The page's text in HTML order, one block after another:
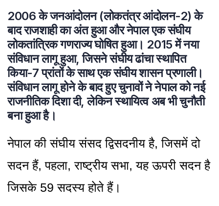
2006 के जनआंदोलन (लोकतंत्र आंदोलन-2) के
बाद राजशाही का अंत हुआ और नेपाल एक संघीय
लोकतांत्रिक गणराज्य घोषित हुआ। 2015 में नया
संविधान लागू हुआ, जिसने संघीय ढांचा स्थापित
किया-7 प्रांतों के साथ एक संघीय शासन प्रणाली।
संविधान लागू होने के बाद हुए चुनावों ने नेपाल को नई
राजनीतिक दिशा दी, लेकिन स्थायित्व अब भी चुनौती
बना हुआ है।
नेपाल की संघीय संसद द्विसदनीय है, जिसमें दो
सदन हैं, पहला, राष्ट्रीय सभा, यह ऊपरी सदन है
जिसके 59 सदस्य होते हैं।